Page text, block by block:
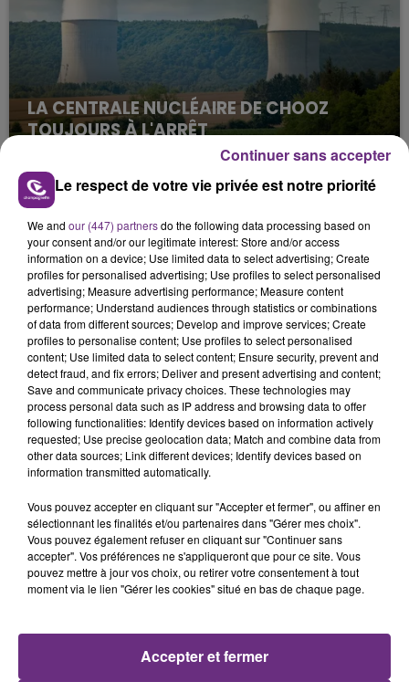
LA CENTRALE NUCLÉAIRE DE CHOOZ
TOUJOURS À L'ARRÊT
Cela fait déjà une semaine que la centrale
nucléaire ardennaise est à l'arrêt. Une situation
justifiée par la sécheresse intense qui est toujours
présente.
TITRES DIFFUSÉS
16h15
16h15
SHAKIRA FEAT. BURNA BOY
Dai Dai
16h12
16h12
MARGUERITE
16h08
16h08 16h05
16h05
Le respect de votre vie privée est notre priorité
We and our (447) partnersdo the following data processing based on
your consent and/or our legitimate interest: Store and/or access
information on a device; Use limited data to select advertising; Create
profiles for personalised advertising; Use profiles to select personalised
advertising; Measure advertising performance; Measure content
performance; Understand audiences through statistics or combinations
of data from different sources; Develop and improve services; Create
profiles to personalise content; Use profiles to select personalised
content; Use limited data to select content; Ensure security, prevent and
detect fraud, and fix errors; Deliver and present advertising and content;
Save and communicate privacy choices. These technologies may
process personal data such as IP address and browsing data to offer
following functionalities: Identify devices based on information actively
requested; Use precise geolocation data; Match and combine data from
other data sources; Link different devices; Identify devices based on
information transmitted automatically.
Vous pouvez accepter en cliquant sur "Accepter et fermer", ou affiner en
sélectionnant les finalités et/ou partenaires dans "Gérer mes choix".
Vous pouvez également refuser en cliquant sur "Continuer sans
accepter". Vos préférences ne s'appliqueront que pour ce site. Vous
pouvez mettre à jour vos choix, ou retirer votre consentement à tout
moment via le lien "Gérer les cookies" situé en bas de chaque page.
Accepter et fermer
Continuer sans accepter